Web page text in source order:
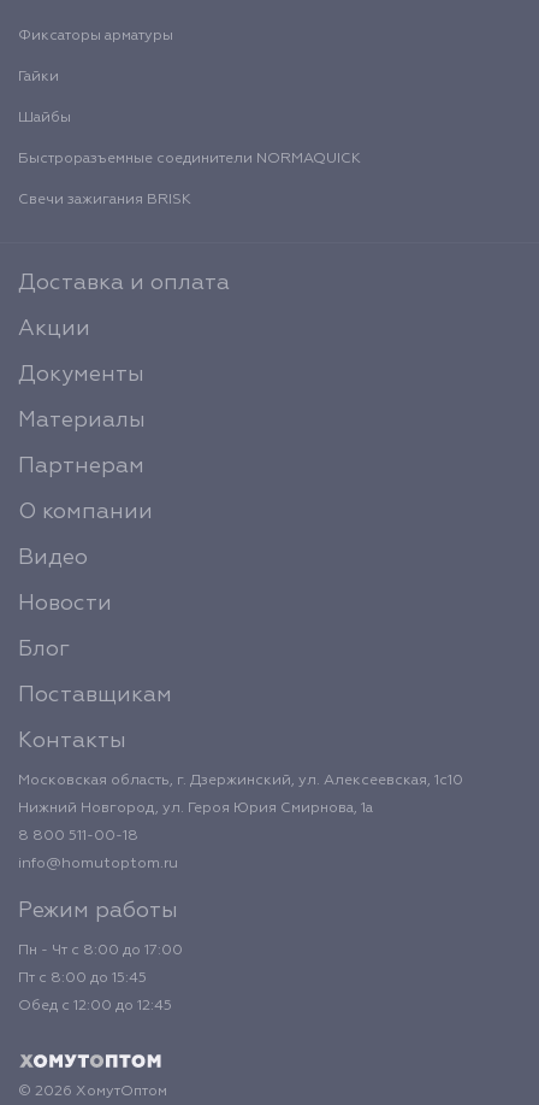
Фиксаторы арматуры
Гайки
Шайбы
Быстроразъемные соединители NORMAQUICK
Свечи зажигания BRISK
Доставка и оплата
Акции
Документы
Материалы
Партнерам
О компании
Видео
Новости
Блог
Поставщикам
Контакты
Московская область, г. Дзержинский, ул. Алексеевская, 1с10
Нижний Новгород, ул. Героя Юрия Смирнова, 1а
8 800 511-00-18
info@homutoptom.ru
Режим работы
Пн - Чт с 8:00 до 17:00
Пт с 8:00 до 15:45
Обед с 12:00 до 12:45
© 2026 ХомутОптом